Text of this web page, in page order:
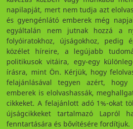
napilapját, mert nem tudja azt
és gyengénlátó emberek még
egyáltalán nem jutnak hozzá a
folyóiratokhoz, újságokhoz, pedig
közélet híreire, a legújabb
politikusok vitáira, egy-egy
írásra, mint Ön. Kérjük, hogy
felajánlásával tegyen azért,
emberek is elolvashassák,
cikkeket. A felajánlott adó 1%-okat
újságcikkeket tartalmazó Lapról
fenntartására és bővítésére fordítjuk.